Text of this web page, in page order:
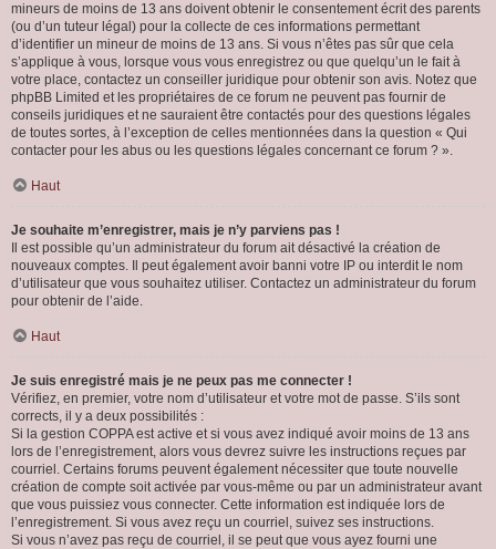
mineurs de moins de 13 ans doivent obtenir le consentement écrit des parents
(ou d’un tuteur légal) pour la collecte de ces informations permettant
d’identifier un mineur de moins de 13 ans. Si vous n’êtes pas sûr que cela
s’applique à vous, lorsque vous vous enregistrez ou que quelqu’un le fait à
votre place, contactez un conseiller juridique pour obtenir son avis. Notez que
phpBB Limited et les propriétaires de ce forum ne peuvent pas fournir de
conseils juridiques et ne sauraient être contactés pour des questions légales
de toutes sortes, à l’exception de celles mentionnées dans la question « Qui
contacter pour les abus ou les questions légales concernant ce forum ? ».
Haut
Je souhaite m’enregistrer, mais je n’y parviens pas !
Il est possible qu’un administrateur du forum ait désactivé la création de
nouveaux comptes. Il peut également avoir banni votre IP ou interdit le nom
d’utilisateur que vous souhaitez utiliser. Contactez un administrateur du forum
pour obtenir de l’aide.
Haut
Je suis enregistré mais je ne peux pas me connecter !
Vérifiez, en premier, votre nom d’utilisateur et votre mot de passe. S’ils sont
corrects, il y a deux possibilités :
Si la gestion COPPA est active et si vous avez indiqué avoir moins de 13 ans
lors de l’enregistrement, alors vous devrez suivre les instructions reçues par
courriel. Certains forums peuvent également nécessiter que toute nouvelle
création de compte soit activée par vous-même ou par un administrateur avant
que vous puissiez vous connecter. Cette information est indiquée lors de
l’enregistrement. Si vous avez reçu un courriel, suivez ses instructions.
Si vous n’avez pas reçu de courriel, il se peut que vous ayez fourni une